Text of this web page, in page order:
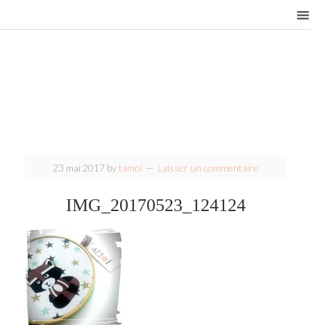
23 mai 2017 bytamoi Laisser un commentaire
IMG_20170523_124124